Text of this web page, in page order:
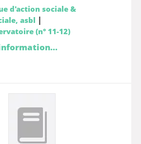
d'action sociale &
asbl |
(n° 11-12)